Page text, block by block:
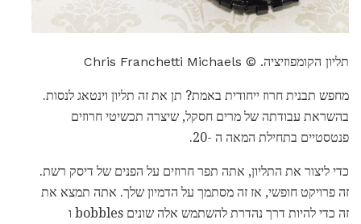
תליון הקומפוזיציה. © Chris Franchetti Michaels
מחפש תבנית חרוז ייחודית באמת? תן את זה תליון וינטאג לנסות.
בהשראת עבודתה של מרים חסקל, שיצרה תכשיטי חרוזים
פנטסטיים בתחילת המאה ה -20.
כדי ליצור את התליון, אתה תפר חרוזים על הפנים של דיסק רשת.
זה פרויקט חופשי, אז זה מסתמך על הדמיון שלך. אתה תמצא את
זה כדי להיות דרך נהדרת להשתמש אלה שונים bobbles ו